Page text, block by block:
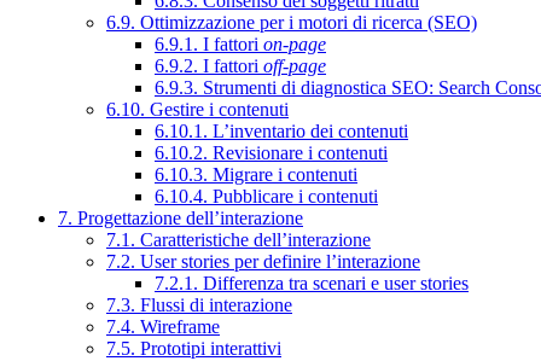
6.9. Ottimizzazione per i motori di ricerca (SEO)
6.9.1. I fattori on-page
6.9.2. I fattori off-page
6.9.3. Strumenti di diagnostica SEO: Search
6.10. Gestire i contenuti
6.10.1. L’inventario dei contenuti
6.10.2. Revisionare i contenuti
6.10.3. Migrare i contenuti
6.10.4. Pubblicare i contenuti
7. Progettazione dell’interazione
7.1. Caratteristiche dell’interazione
7.2. User stories per definire l’interazione
7.2.1. Differenza tra scenari e user stories
7.3. Flussi di interazione
7.4. Wireframe
7.5. Prototipi interattivi